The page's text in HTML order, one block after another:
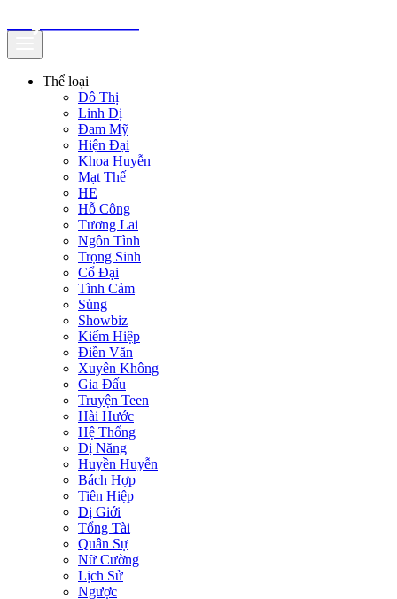
Thể loại
Đô Thị
Linh Dị
Đam Mỹ
Hiện Đại
Khoa Huyễn
Mạt Thế
HE
Hỗ Công
Tương Lai
Ngôn Tình
Trọng Sinh
Cổ Đại
Tình Cảm
Sủng
Showbiz
Kiếm Hiệp
Điền Văn
Xuyên Không
Gia Đấu
Truyện Teen
Hài Hước
Hệ Thống
Dị Năng
Huyền Huyễn
Bách Hợp
Tiên Hiệp
Dị Giới
Tổng Tài
Quân Sự
Nữ Cường
Lịch Sử
Ngược